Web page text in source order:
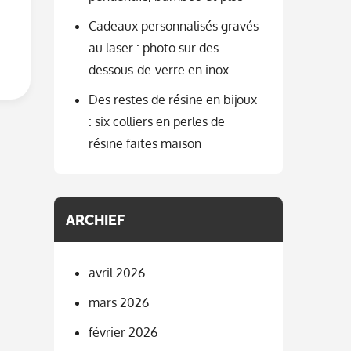
Cadeaux personnalisés gravés
au laser : photo sur des
dessous-de-verre en inox
Des restes de résine en bijoux
: six colliers en perles de
résine faites maison
ARCHIEF
avril 2026
mars 2026
février 2026